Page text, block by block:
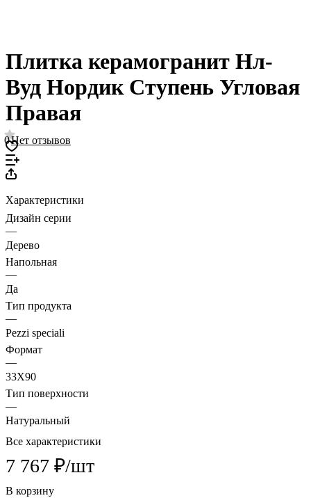
Плитка керамогранит Нл-
Вуд Нордик Ступень Угловая
Правая
0Нет отзывов
Характеристики
Дизайн серии
—
Дерево
Напольная
—
Да
Тип продукта
—
Pezzi speciali
Формат
—
33X90
Тип поверхности
—
Натуральный
Все характеристики
7 767 ₽/шт
В корзину